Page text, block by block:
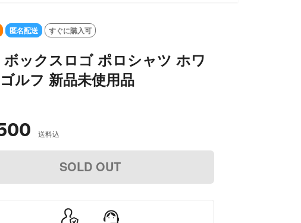
SOLD OUT
匿名配送 すぐに購入可
ックスロゴ ポロシャツ ホワ
ルフ 新品未使用品
送料込
SOLD OUT